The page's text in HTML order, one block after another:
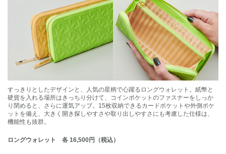
すっきりとしたデザインと、人気の星柄で心躍るロングウォレット。紙幣と
硬貨を入れる場所はきっちり分けて、コインポケットのファスナーをしっか
り閉めると、さらに運気アップ。15枚収納できるカードポケットや外側ポケ
ットを備え、大きく開き探しやすさや取り出しやすさにも考慮した仕様は、
機能性も抜群。
ロングウォレット 各 16,500円（税込）